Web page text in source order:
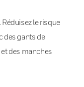
le risque
des gants de
des manches